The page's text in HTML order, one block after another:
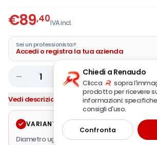
€89,40IVA incl.
Sei un professionista?
Accedi o registra la tua azienda
1
Vedi descrizione completa
VARIANTE SELEZIONATA
Diametro ugello mm.1,5 · Attacco aria per
Chiedi a Renaudo
Clicca
sopra
prodotto per ricevere
informazioni:
consigli d'uso.
Confronta